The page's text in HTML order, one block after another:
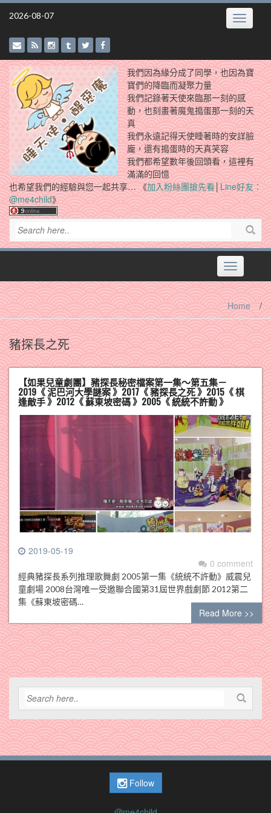
Skip
2026-08-07 Toggle
我們因為緣分成了同學，也因為寶
寶們的降臨而凝聚力量
我們記錄著天使來臨那一刻的感
動，也刻畫著魔鬼搗蛋那一刻的天
真
我們永遠記得天使睡著時的安詳臉
龐，還有搗蛋時的天真笑容
我們都希望數年後回頭看，這裡有
滿滿的回憶
也希望我們的經驗與您一起共享… 《加入粉絲團搶先看│Line好友：
@me4child》
Toggle
navigation
Home /
豬探長之死
【如果兒童劇團】豬探長秘密檔案第一集～第五集－
2019《 泥巴河大學謎案 》2017《 豬探長之死 》2015《 棋
逢敵手 》2012《 蘇東坡密碼 》2005《 統統不許動 》
2019-05-19
0 comment
經典豬探長系列推理歌舞劇 2005第一集《統統不許動》威震兒
童劇場 2008台灣唯一受邀聯合國第31屆世界戲劇節 2012第二
集《蘇東坡密碼…
Read More >>
Follow